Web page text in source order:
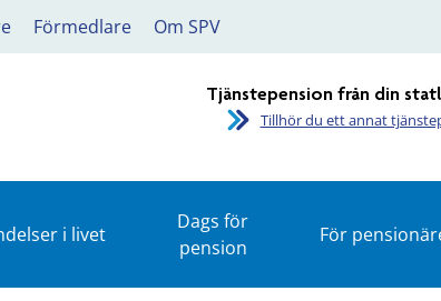
Förmedlare Om SPV
Tjänstepension från din
Tillhör du ett annat
i livet
Dags för
pension
För